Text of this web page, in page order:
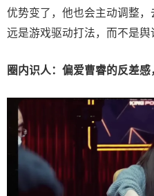
优势变了，他也会主动调整
远是游戏驱动打法，而不是舆
圈内识人：偏爱曹睿的反差